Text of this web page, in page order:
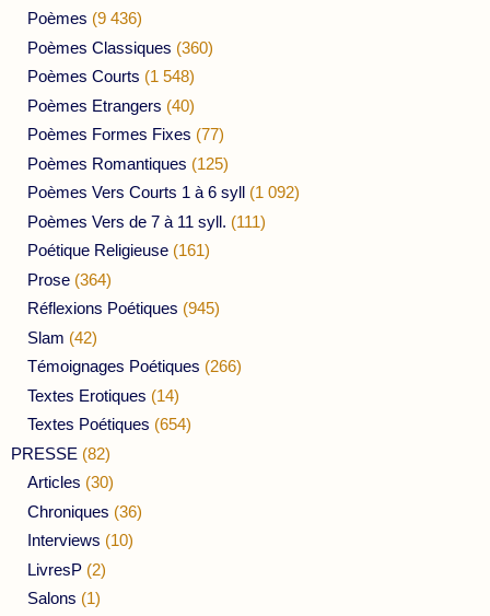
Poèmes (9 436)
Poèmes Classiques (360)
Poèmes Courts (1 548)
Poèmes Etrangers (40)
Poèmes Formes Fixes (77)
Poèmes Romantiques (125)
Poèmes Vers Courts 1 à 6 syll (1 092)
Poèmes Vers de 7 à 11 syll. (111)
Poétique Religieuse (161)
Prose (364)
Réflexions Poétiques (945)
Slam (42)
Témoignages Poétiques (266)
Textes Erotiques (14)
Textes Poétiques (654)
PRESSE (82)
Articles (30)
Chroniques (36)
Interviews (10)
LivresP (2)
Salons (1)